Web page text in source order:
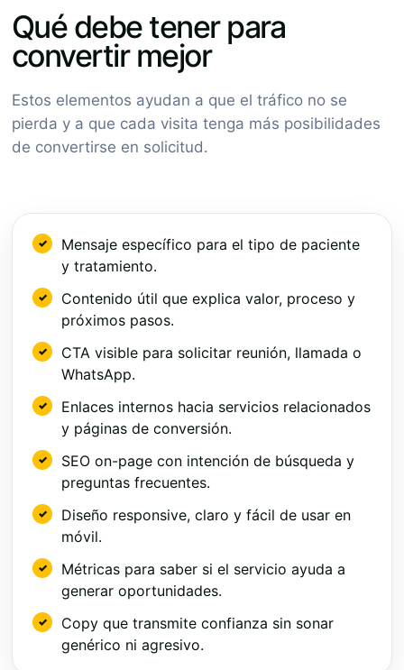
Qué debe tener para
convertir mejor
Estos elementos ayudan a que el tráfico no se
pierda y a que cada visita tenga más posibilidades
de convertirse en solicitud.
Mensaje específico para el tipo de paciente
y tratamiento.
Contenido útil que explica valor, proceso y
próximos pasos.
CTA visible para solicitar reunión, llamada o
WhatsApp.
Enlaces internos hacia servicios relacionados
y páginas de conversión.
SEO on-page con intención de búsqueda y
preguntas frecuentes.
Diseño responsive, claro y fácil de usar en
móvil.
Métricas para saber si el servicio ayuda a
generar oportunidades.
Copy que transmite confianza sin sonar
genérico ni agresivo.